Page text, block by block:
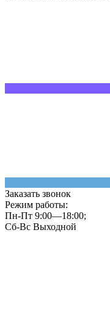
Заказать звонок
Режим работы:
Пн-Пт 9:00—18:00;
Сб-Вс Выходной